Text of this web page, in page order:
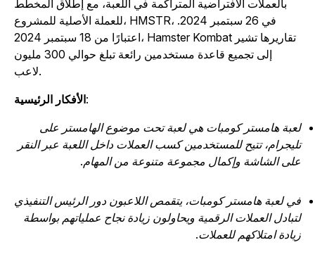
بالعملات الافتراضية المتراكمة في اللعبة، مع إطلاق المخطط
للعملة الأصلية للمشروع، HMSTR، في 26 سبتمبر 2024.
اعتبارًا من 18 سبتمبر 2024،Hamster Kombatتقاريرها تشير
إلى تجميع قاعدة مستخدمين رائعة تبلغ حوالي 300 مليون
الأفكار الرئيسية
هامستر كومبات هي لعبة تحت موضوع الهامستر على
تتيح للمستخدمين كسب العملات داخل اللعبة عبر النقر
الشاشة وإكمال مجموعة متنوعة من المهام.
لعبة هامستر كومبات، يتقمص اللاعبون دور الرئيس التنفيذي
العملات الرقمية ويحاولون زيادة نجاح عملياتهم بواسطة
امتلاكهم للعملات.